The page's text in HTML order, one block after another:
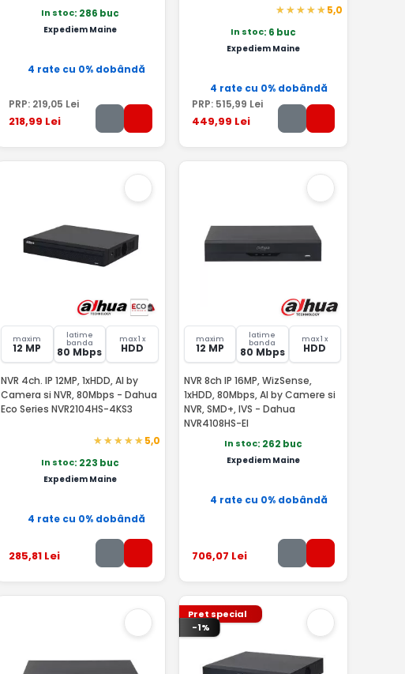
In stoc: 286 buc
Expediem Maine
4 rate cu 0% dobândă
PRP: 219,05 Lei
218,99 Lei
5,0
In stoc: 6 buc
Expediem Maine
4 rate cu 0% dobândă
PRP: 515,99 Lei
449,99 Lei
maxim
12 MP
latime
banda
80 Mbps
max 1 x
HDD
NVR 4ch. IP 12MP, 1xHDD, AI by
Camera si NVR, 80Mbps - Dahua
Eco Series NVR2104HS-4KS3
5,0
In stoc: 223 buc
Expediem Maine
4 rate cu 0% dobândă
285,81 Lei
maxim
12 MP
latime
banda
80 Mbps
max 1 x
HDD
NVR 8ch IP 16MP, WizSense,
1xHDD, 80Mbps, AI by Camere si
NVR, SMD+, IVS - Dahua
NVR4108HS-EI
In stoc: 262 buc
Expediem Maine
4 rate cu 0% dobândă
706,07 Lei
Pret special
-1%